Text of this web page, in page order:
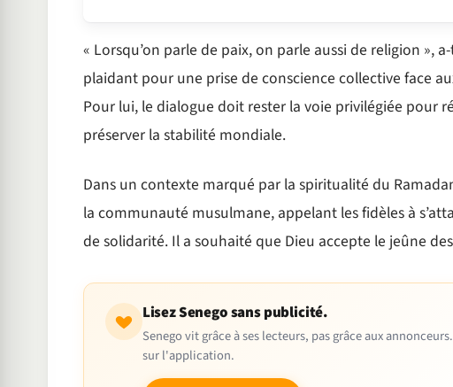
« Lorsqu’on parle de paix, on parle aussi de religion »,
plaidant pour une prise de conscience collective face
Pour lui, le dialogue doit rester la voie privilégiée pour
préserver la stabilité mondiale.
Dans un contexte marqué par la spiritualité du
la communauté musulmane, appelant les fidèles à
de solidarité. Il a souhaité que Dieu accepte le jeûne
Lisez Senego sans publicité.
Senego vit grâce à ses lecteurs, pas grâce aux
sur l'application.